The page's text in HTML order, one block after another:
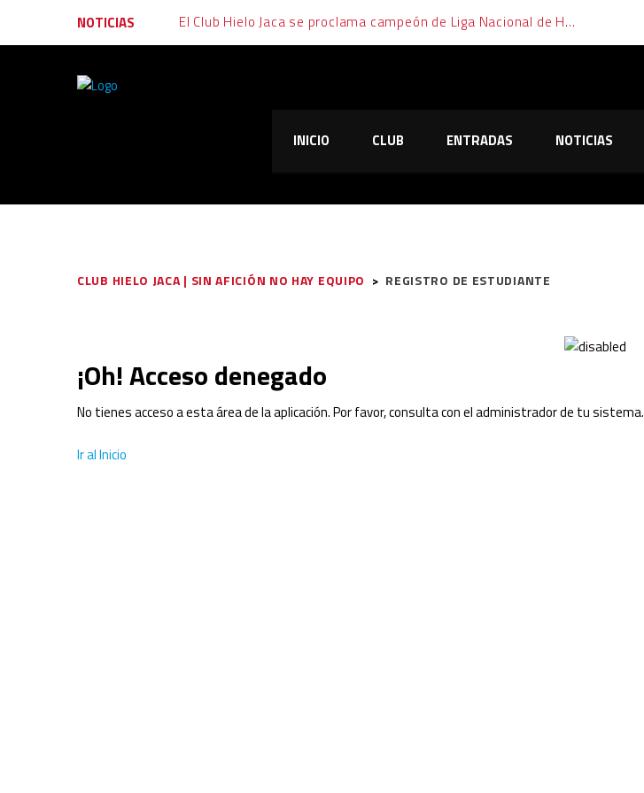
NOTICIAS El Club Hielo Jaca se proclama campeón de Liga Nacional de Hockey Hielo
INICIO CLUB ENTRADAS NOTICIAS
CLUB HIELO JACA | SIN AFICIÓN NO HAY EQUIPO > REGISTRO DE ESTUDIANTE
¡Oh! Acceso denegado
No tienes acceso a esta área de la aplicación. Por favor, consulta con el administrador de tu sistema.
Ir al Inicio